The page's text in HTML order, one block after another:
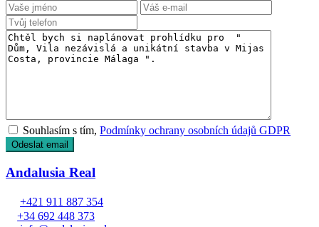
Souhlasím s tím,Podmínky ochrany osobních údajů GDPR
Andalusia Real
+421 911 887 354
+34 692 448 373